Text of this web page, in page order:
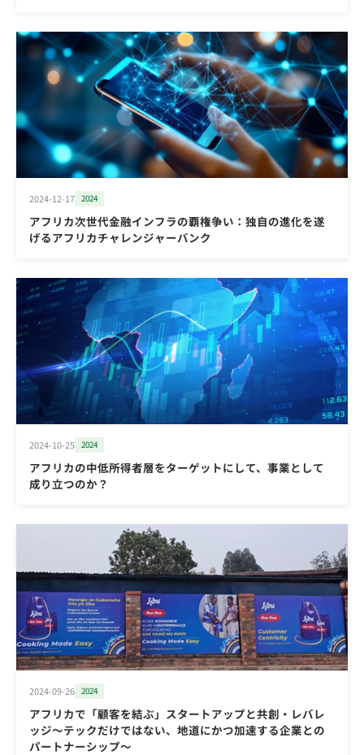
2024-12-17 2024
アフリカ次世代金融インフラの覇権争い：独自の進化を遂
げるアフリカチャレンジャーバンク
2024-10-25 2024
アフリカの中低所得者層をターゲットにして、事業として
成り立つのか？
2024-09-26 2024
アフリカで「顧客を結ぶ」スタートアップと共創・レバレ
ッジ～テックだけではない、地道にかつ加速する企業との
パートナーシップ～